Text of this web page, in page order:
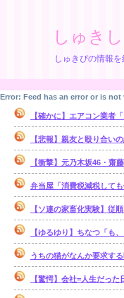
しゅき
しゅきぴの情報
Error: Feed has an error or is not
【確かに】エアコン業者「エアコ
【悲報】親友と殴り合い
【衝撃】元乃木坂46・齋
弁当屋「消費税減税して
【ソ連の家畜化実験】従
【ゆるゆり】ちなつ「
うちの猫がなんか要求する時
【驚愕】会社=人生だっ